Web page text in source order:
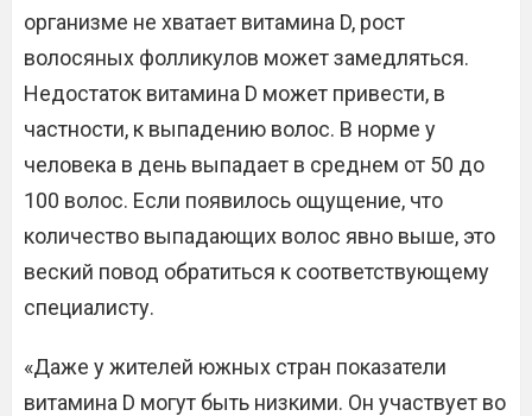
организме не хватает витамина D, рост
волосяных фолликулов может замедляться.
Недостаток витамина D может привести, в
частности, к выпадению волос. В норме у
человека в день выпадает в среднем от 50 до
100 волос. Если появилось ощущение, что
количество выпадающих волос явно выше, это
веский повод обратиться к соответствующему
специалисту.
«Даже у жителей южных стран показатели
витамина D могут быть низкими. Он участвует во